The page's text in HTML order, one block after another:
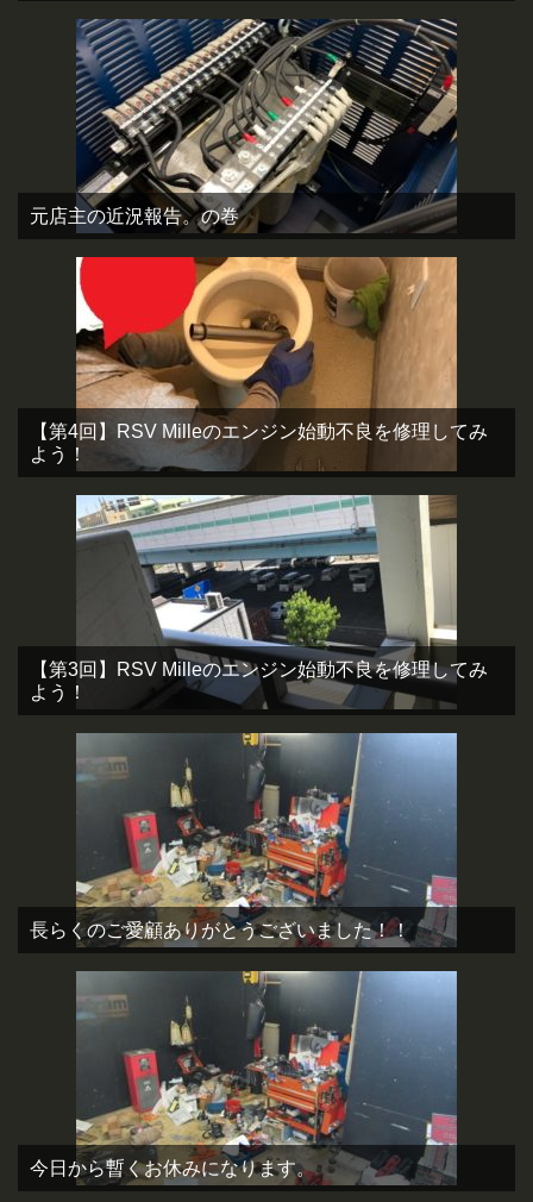
元店主の近況報告。の巻
【第4回】RSV Milleのエンジン始動不良を修理してみ
よう！
【第3回】RSV Milleのエンジン始動不良を修理してみ
よう！
長らくのご愛顧ありがとうございました！！
今日から暫くお休みになります。